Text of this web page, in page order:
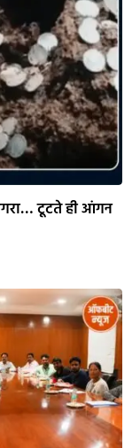
टूटते ही आंगन